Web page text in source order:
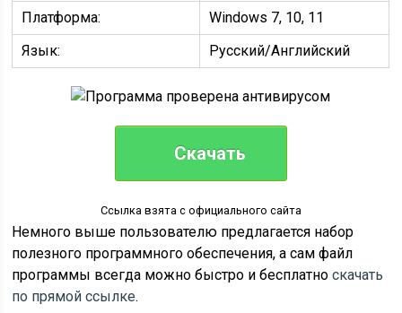
Платформа:
Windows 7, 10, 11
Язык:
Русский/Английский
Скачать
Ссылка взята с официального сайта
Немного выше пользователю предлагается набор
полезного программного обеспечения, а сам файл
программы всегда можно быстро и бесплатноскачать
по прямой ссылке.